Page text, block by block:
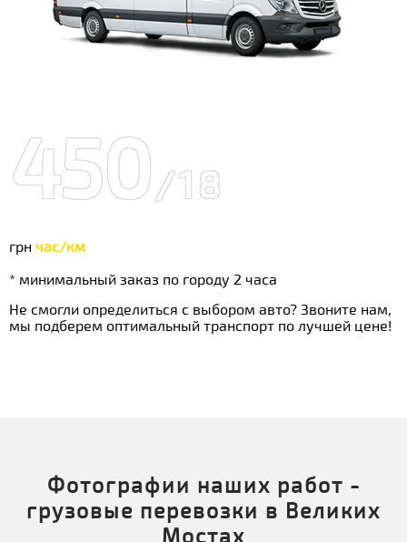
450/18
грн час/км
* минимальный заказ по городу 2 часа
Не смогли определиться с выбором авто? Звоните нам,
мы подберем оптимальный транспорт по лучшей цене!
Фотографии наших работ -
грузовые перевозки в Великих
Мостах